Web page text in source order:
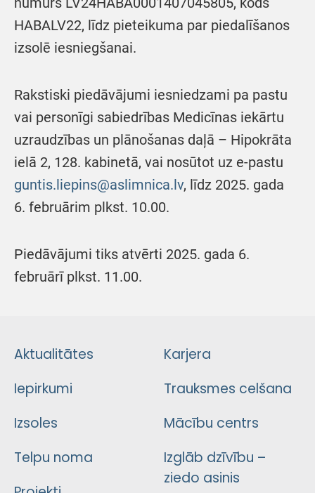
HABALV22, līdz pieteikuma par piedalīšanos
izsolē iesniegšanai.
Rakstiski piedāvājumi iesniedzami pa pastu
vai personīgi sabiedrības Medicīnas iekārtu
uzraudzības un plānošanas daļā – Hipokrāta
ielā 2, 128. kabinetā, vai nosūtot uz e-pastu
guntis.liepins@aslimnica.lv, līdz 2025. gada
6. februārim plkst. 10.00.
Piedāvājumi tiks atvērti 2025. gada 6.
februārī plkst. 11.00.
Aktualitātes
Iepirkumi
Izsoles
Telpu noma
Karjera
Trauksmes celšana
Mācību centrs
Izglāb dzīvību –
ziedo asinis